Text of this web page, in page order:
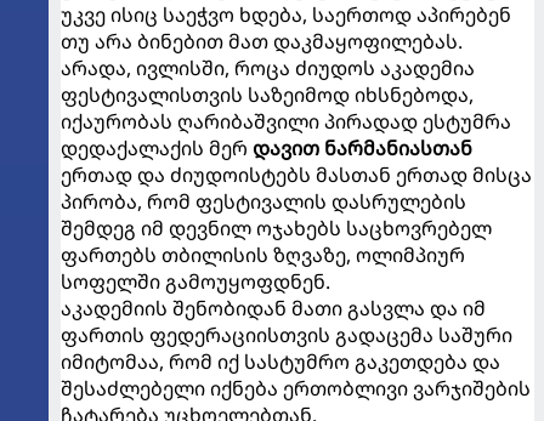
უკვე ისიც საეჭვო ხდება, საერთოდ აპირებენ
თუ არა ბინებით მათ დაკმაყოფილებას.
არადა, ივლისში, როცა ძიუდოს აკადემია
ფესტივალისთვის საზეიმოდ იხსნებოდა,
იქაურობას ღარიბაშვილი პირადად ესტუმრა
დედაქალაქის მერ დავით ნარმანიასთან
ერთად და ძიუდოისტებს მასთან ერთად მისცა
პირობა, რომ ფესტივალის დასრულების
შემდეგ იმ დევნილ ოჯახებს საცხოვრებელ
ფართებს თბილისის ზღვაზე, ოლიმპიურ
სოფელში გამოუყოფდნენ.
აკადემიის შენობიდან მათი გასვლა და იმ
ფართის ფედერაციისთვის გადაცემა საშური
იმიტომაა, რომ იქ სასტუმრო გაკეთდება და
შესაძლებელი იქნება ერთობლივი ვარჯიშების
ჩატარება უცხოელებთან.